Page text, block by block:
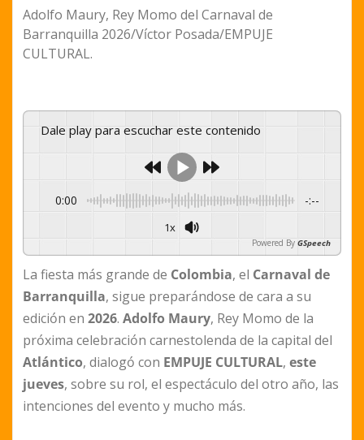
Adolfo Maury, Rey Momo del Carnaval de
Barranquilla 2026/Víctor Posada/EMPUJE
CULTURAL.
Dale play para escuchar este contenido
0:00 -:--
1x
Powered By GSpeech
La fiesta más grande de Colombia, el Carnaval de
Barranquilla, sigue preparándose de cara a su
edición en 2026. Adolfo Maury, Rey Momo de la
próxima celebración carnestolenda de la capital del
Atlántico, dialogó con EMPUJE CULTURAL, este
jueves, sobre su rol, el espectáculo del otro año, las
intenciones del evento y mucho más.